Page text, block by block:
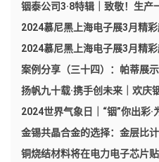
铟泰公司3·8特辑｜致敬！生产
2024慕尼黑上海电子展3月精
2024慕尼黑上海电子展3月精
案例分享（三十四）：帕蒂展
扬帆九十载·携手创未来｜欢庆
2024世界气象日｜“铟”你出彩
金锡共晶合金的选择：金层比
铜烧结材料将在电力电子芯片